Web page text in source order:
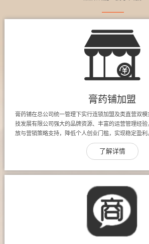
膏药铺加盟
膏药铺在总公司统一管理下实行连锁加盟及类直营双
技发展有限公司强大的品牌资源、丰富的运营管理经
放与营销策略支持，降低个人创业门槛，实现稳定盈利
了解详情